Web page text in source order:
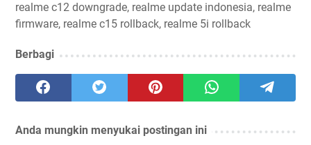
realme c12 downgrade, realme update indonesia, realme
firmware, realme c15 rollback, realme 5i rollback
Berbagi
Anda mungkin menyukai postingan ini